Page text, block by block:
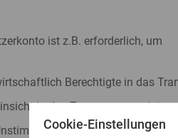
ist z.B. erforderlich, um
Berechtigte in das
in das Transparenzregister
nach §
Cookie-Einstellungen